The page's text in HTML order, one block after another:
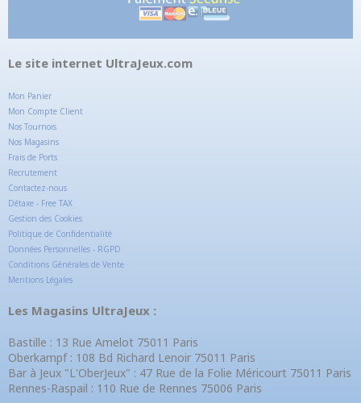
Le site internet UltraJeux.com
Mon Panier
Mon Compte Client
Nos Tournois
Nos Magasins
Frais de Ports
Recrutement
Contactez-nous
Détaxe - Free TAX
Gestion des Cookies
Politique de Confidentialité
Données Personnelles - RGPD
Conditions Générales de Vente
Mentions Légales
Les Magasins UltraJeux :
Bastille : 13 Rue Amelot 75011 Paris
Oberkampf : 108 Bd Richard Lenoir 75011 Paris
Bar à Jeux "L'OberJeux" : 47 Rue de la Folie Méricourt 75011 Paris
Rennes-Raspail : 110 Rue de Rennes 75006 Paris